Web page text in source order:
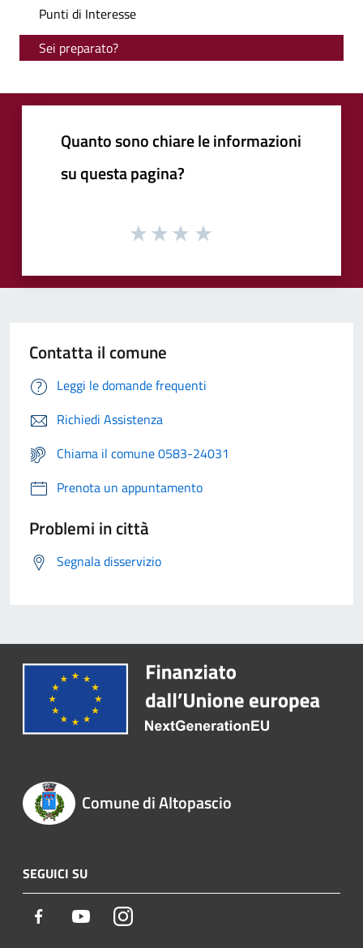
Punti di Interesse
Sei preparato?
Quanto sono chiare le informazioni
su questa pagina?
Contatta il comune
Leggi le domande frequenti
Richiedi Assistenza
Chiama il comune 0583-24031
Prenota un appuntamento
Problemi in città
Segnala disservizio
Comune di Altopascio
SEGUICI SU
Facebook YoutubeInstagram